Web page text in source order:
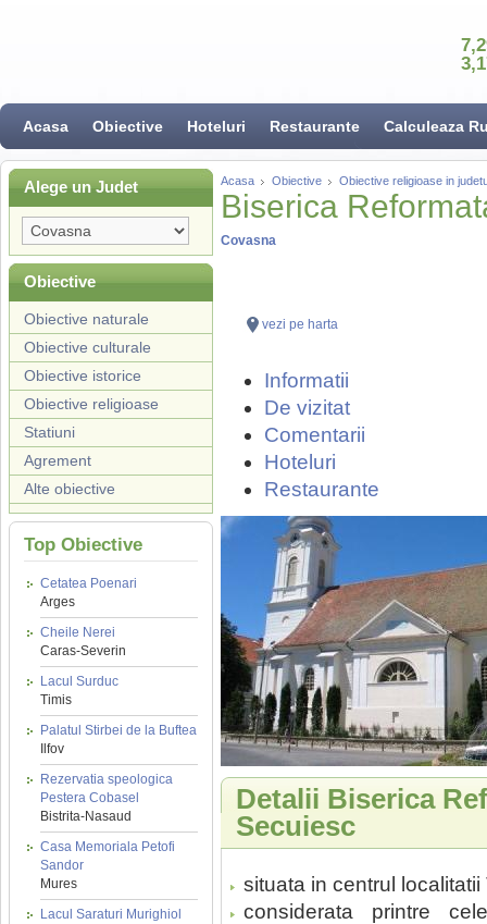
Acasa Obiective Hoteluri Restaurante Calculeaza
Alege un Judet
Obiective
Obiective naturale
Obiective culturale
Obiective istorice
Obiective religioase
Statiuni
Agrement
Alte obiective
Top Obiective
Cetatea Poenari
Arges
Cheile Nerei
Caras-Severin
Lacul Surduc
Timis
Palatul Stirbei de la Buftea
Ilfov
Rezervatia speologica
Pestera Cobasel
Bistrita-Nasaud
Casa Memoriala Petofi
Sandor
Mures
Lacul Saraturi Murighiol
Acasa Obiective Obiective religioase in
Biserica
Covasna
vezi pe harta
Informatii
De vizitat
Comentarii
Hoteluri
Restaurante
Detalii Biserica
Secuiesc
situata in centrul
considerata printre